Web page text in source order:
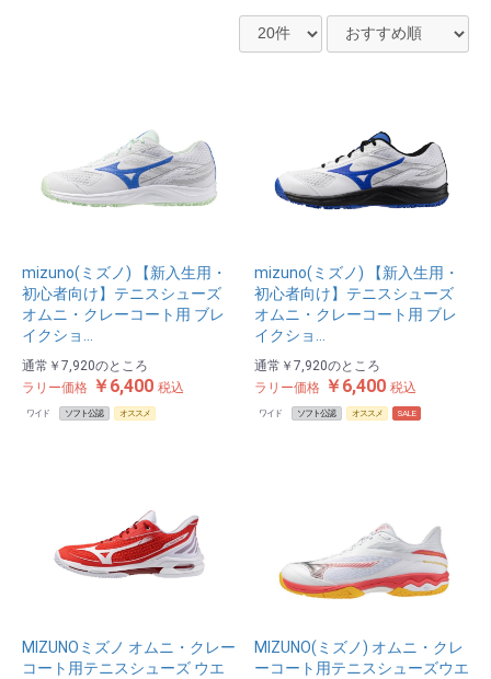
mizuno(ミズノ) 【新入生用・
初心者向け】テニスシューズ
オムニ・クレーコート用 ブレ
イクショ…
通常 ￥7,920のところ
ラリー価格 ￥6,400 税込
ワイド ソフト公認 オススメ
mizuno(ミズノ) 【新入生用・
初心者向け】テニスシューズ
オムニ・クレーコート用 ブレ
イクショ…
通常 ￥7,920のところ
ラリー価格 ￥6,400 税込
ワイド ソフト公認 オススメ SALE
MIZUNOミズノ オムニ・クレー
コート用テニスシューズ ウエ
MIZUNO(ミズノ) オムニ・クレ
ーコート用テニスシューズウエ